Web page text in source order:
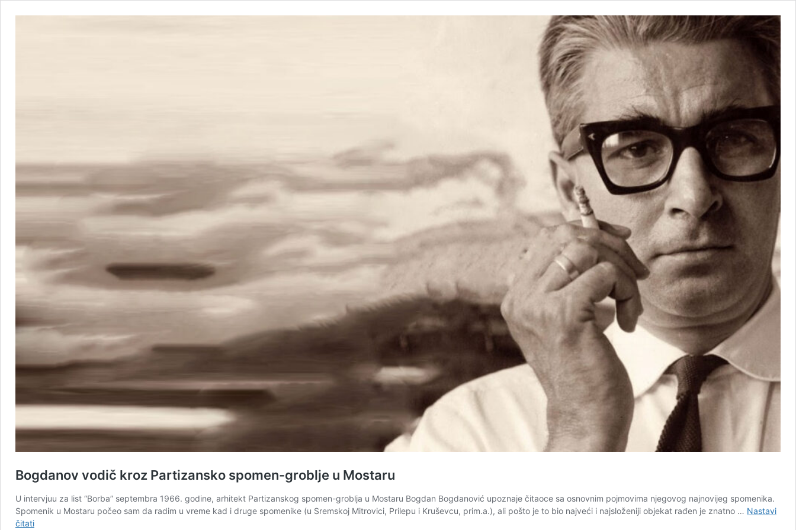
Bogdanov vodič kroz Partizansko spomen-groblje u Mostaru
U intervjuu za list “Borba” septembra 1966. godine, arhitekt Partizanskog spomen-groblja u Mostaru Bogdan Bogdanović upoznaje čitaoce sa osnovnim pojmovima njegovog najnovijeg spomenika.
Spomenik u Mostaru počeo sam da radim u vreme kad i druge spomenike (u Sremskoj Mitrovici, Prilepu i Kruševcu, prim.a.), ali pošto je to bio najveći i najsloženiji objekat rađen je znatno … Nastavi
čitatiBogdanov